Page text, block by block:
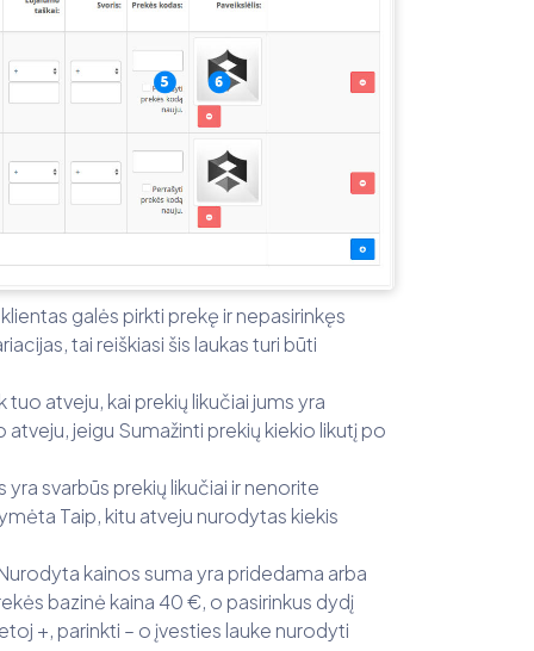
galės pirkti prekę ir nepasirinkęs
tai reiškiasi šis laukas turi būti
atveju, kai prekių likučiai jums yra
jeigu Sumažinti prekių kiekio likutį po
yra svarbūs prekių likučiai ir nenorite
Taip, kitu atveju nurodytas kiekis
kainos suma yra pridedama arba
bazinė kaina 40 €, o pasirinkus dydį
+, parinkti – o įvesties lauke nurodyti